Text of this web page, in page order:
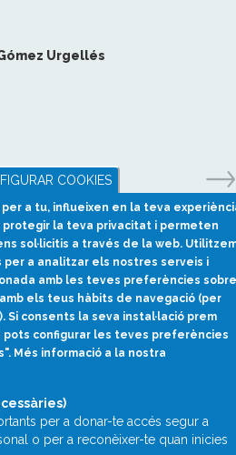
Urgellés
934 120 030
COOKIES
a tu, influeixen en la teva
protegir la teva privacitat i permeten
sol·licitis a través de la web.
a analitzar els nostres serveis i
amb les teves preferències sobre
els teus hàbits de navegació (per
Si consents la seva instal·lació prem
pots configurar les teves preferències
Més informació a la nostra
per a donar-te accés segur a
o per a reconèixer-te quan inicies